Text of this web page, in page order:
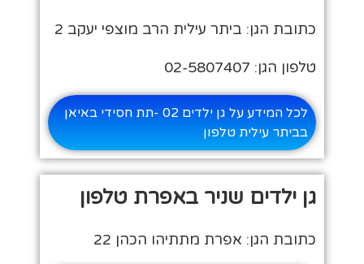
כתובת הגן: ביתר עילית הרב מוצפי יעקב 2
טלפון הגן: 02-5807407
לכל המידע על גן ילדים 02 -תת חסידי באיאן
בביתר עילית טלפון
גן ילדים שניר באפרת טלפון
כתובת הגן: אפרת מתתיהו הכהן 22